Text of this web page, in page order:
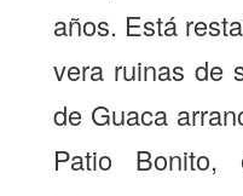
años. Está
vera ruinas de
de Guaca
Patio